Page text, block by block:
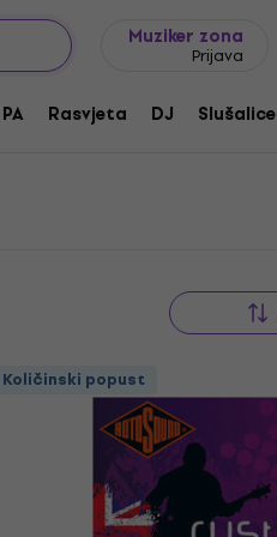
Muziker zona
Prijava
PA Rasvjeta DJ Slušalice
Količinski popust